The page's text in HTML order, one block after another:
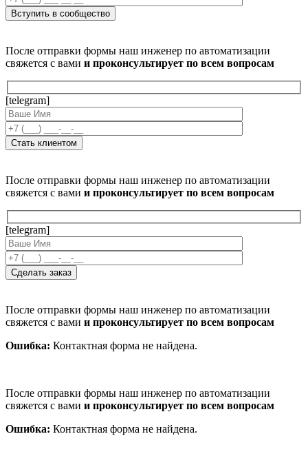
После отправки формы наш инженер по автоматизации
свяжется с вами и проконсультирует по всем вопросам
[telegram]
После отправки формы наш инженер по автоматизации
свяжется с вами и проконсультирует по всем вопросам
[telegram]
После отправки формы наш инженер по автоматизации
свяжется с вами и проконсультирует по всем вопросам
Ошибка: Контактная форма не найдена.
После отправки формы наш инженер по автоматизации
свяжется с вами и проконсультирует по всем вопросам
Ошибка: Контактная форма не найдена.